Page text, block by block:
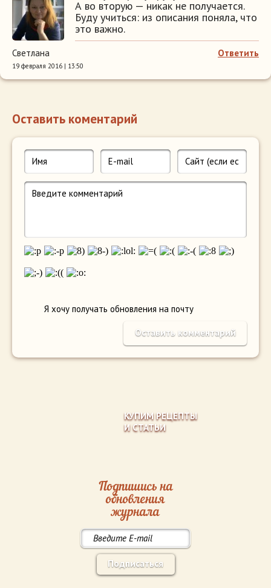
А во вторую — никак не получается.
Буду учиться: из описания поняла, что
это важно.
Ответить
Светлана
19 февраля 2016 | 13:50
Оставить коментарий
Я хочу получать обновления на почту
КУПИМ РЕЦЕПТЫ
И СТАТЬИ
Подпишись на
обновления
журнала
Подписаться